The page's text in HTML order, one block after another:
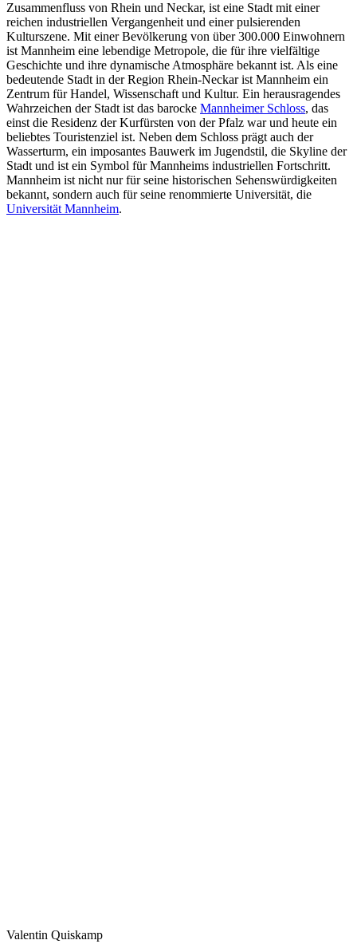
Zusammenfluss von Rhein und Neckar, ist eine Stadt mit einer
reichen industriellen Vergangenheit und einer pulsierenden
Kulturszene. Mit einer Bevölkerung von über 300.000 Einwohnern
ist Mannheim eine lebendige Metropole, die für ihre vielfältige
Geschichte und ihre dynamische Atmosphäre bekannt ist. Als eine
bedeutende Stadt in der Region Rhein-Neckar ist Mannheim ein
Zentrum für Handel, Wissenschaft und Kultur. Ein herausragendes
Wahrzeichen der Stadt ist das barocke Mannheimer Schloss, das
einst die Residenz der Kurfürsten von der Pfalz war und heute ein
beliebtes Touristenziel ist. Neben dem Schloss prägt auch der
Wasserturm, ein imposantes Bauwerk im Jugendstil, die Skyline der
Stadt und ist ein Symbol für Mannheims industriellen Fortschritt.
Mannheim ist nicht nur für seine historischen Sehenswürdigkeiten
bekannt, sondern auch für seine renommierte Universität, die
Universität Mannheim.
Valentin Quiskamp